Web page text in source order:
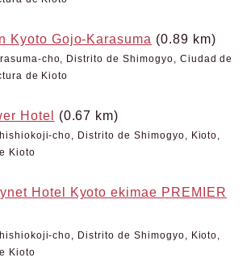
Kyoto Gojo-Karasuma (0.89 km)
cho, Distrito de Shimogyo, Ciudad de
de Kioto
Hotel (0.67 km)
cho, Distrito de Shimogyo, Kioto,
Kioto
Hotel Kyoto ekimae PREMIER
cho, Distrito de Shimogyo, Kioto,
Kioto